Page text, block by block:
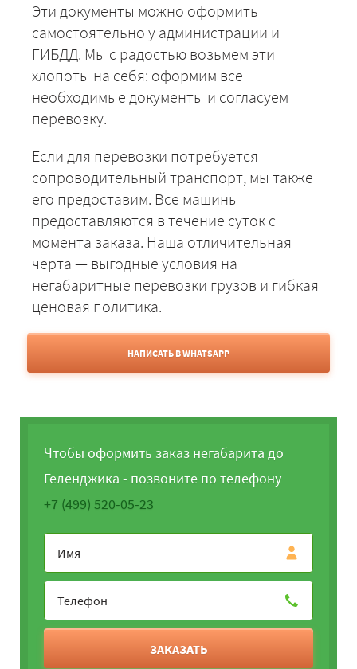
Эти документы можно оформить
самостоятельно у администрации и
ГИБДД. Мы с радостью возьмем эти
хлопоты на себя: оформим все
необходимые документы и согласуем
перевозку.
Если для перевозки потребуется
сопроводительный транспорт, мы также
его предоставим. Все машины
предоставляются в течение суток с
момента заказа. Наша отличительная
черта — выгодные условия на
негабаритные перевозки грузов и гибкая
ценовая политика.
НАПИСАТЬ В WHATSAPP
Чтобы оформить заказ негабарита до
Геленджика - позвоните по телефону
+7 (499) 520-05-23
ЗАКАЗАТЬ